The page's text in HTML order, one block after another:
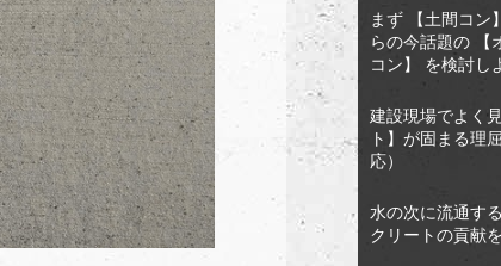
まず 【土間コン
らの今話題の 【
コン】 を検討し
建設現場でよく
ト】が固まる理
応）
水の次に流通す
クリートの貢献